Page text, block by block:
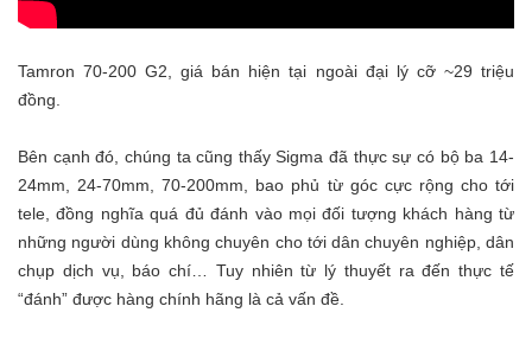
Tamron 70-200 G2, giá bán hiện tại ngoài đại lý cỡ ~29 triệu
đồng.
Bên cạnh đó, chúng ta cũng thấy Sigma đã thực sự có bộ ba 14-
24mm, 24-70mm, 70-200mm, bao phủ từ góc cực rộng cho tới
tele, đồng nghĩa quá đủ đánh vào mọi đối tượng khách hàng từ
những người dùng không chuyên cho tới dân chuyên nghiệp, dân
chụp dịch vụ, báo chí… Tuy nhiên từ lý thuyết ra đến thực tế
“đánh” được hàng chính hãng là cả vấn đề.